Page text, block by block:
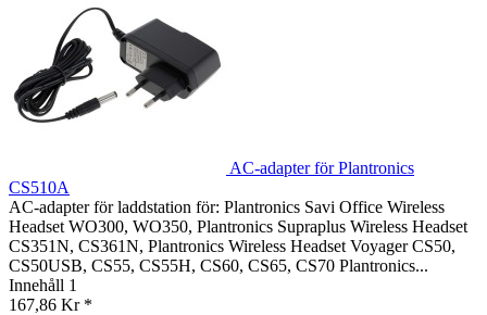
AC-adapter för Plantronics
CS510A
AC-adapter för laddstation för: Plantronics Savi Office Wireless
Headset WO300, WO350, Plantronics Supraplus Wireless Headset
CS351N, CS361N, Plantronics Wireless Headset Voyager CS50,
CS50USB, CS55, CS55H, CS60, CS65, CS70 Plantronics...
Innehåll 1
167,86 Kr *